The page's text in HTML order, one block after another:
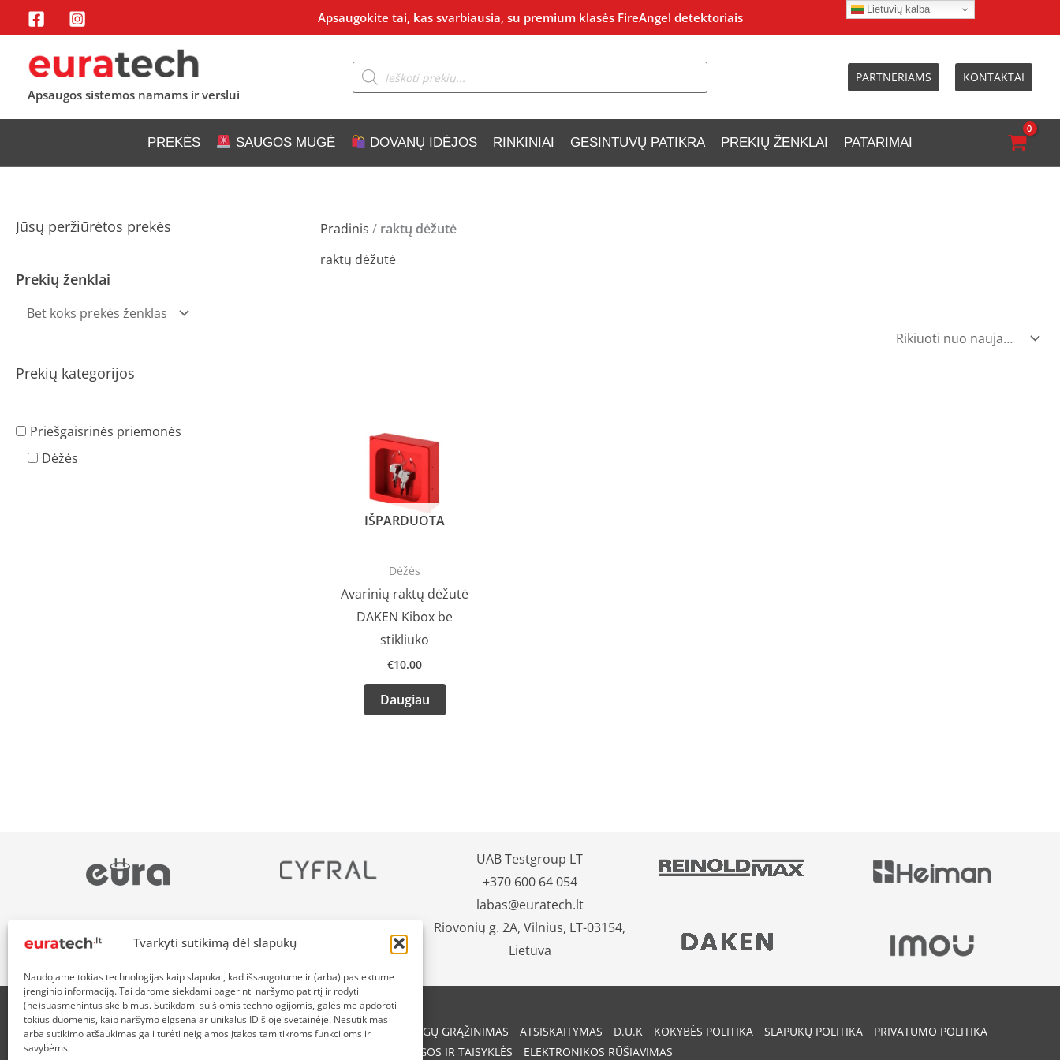
Tvarkyti sutikimą dėl slapukų
Naudojame tokias technologijas kaip slapukai, kad išsaugotume ir (arba) pasiektume
įrenginio informaciją. Tai darome siekdami pagerinti naršymo patirtį ir rodyti
(ne)suasmenintus skelbimus. Sutikdami su šiomis technologijomis, galėsime apdoroti
tokius duomenis, kaip naršymo elgsena ar unikalūs ID šioje svetainėje. Nesutikimas
arba sutikimo atšaukimas gali turėti neigiamos įtakos tam tikroms funkcijoms ir
savybėms.
Pereiti
prie
turinio
Apsaugokite tai, kas svarbiausia, su premium klasės FireAngel detektoriais
Apsaugos sistemos namams ir verslui
Products
search PARTNERIAMS KONTAKTAI
PREKĖS SAUGOS MUGĖ DOVANŲ IDĖJOS RINKINIAI GESINTUVŲ PATIKRA PREKIŲ ŽENKLAI PATARIMAI
Jūsų peržiūrėtos prekės
Prekių ženklai
Prekių kategorijos
Priešgaisrinės priemonės
Dėžės
Pradinis / raktų dėžutė
raktų dėžutė
IŠPARDUOTA
Dėžės
Avarinių raktų dėžutė
DAKEN Kibox be
stikliuko
€10.00
Daugiau
UAB Testgroup LT
+370 600 64 054
labas@euratech.lt
Riovonių g. 2A, Vilnius, LT-03154,
Lietuva
APIE MUS NUOLAIDOS HEROJAMS PRISTATYMAS PREKIŲ IR PINIGŲ GRĄŽINIMAS ATSISKAITYMAS D.U.K KOKYBĖS POLITIKA SLAPUKŲ POLITIKA
PRIVATUMO POLITIKA
SĄLYGOS IR TAISYKLĖS
ELEKTRONIKOS RŪŠIAVIMAS
Lietuvių kalba